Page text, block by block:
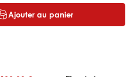
Ajouter au panier